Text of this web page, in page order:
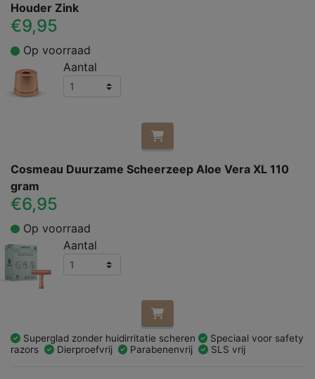
Houder Zink
€9,95
Op voorraad
Aantal
Cosmeau Duurzame Scheerzeep Aloe Vera XL 110
gram
€6,95
Op voorraad
Aantal
Superglad zonder huidirritatie scheren
Speciaal voor safety
razors
Dierproefvrij Parabenenvrij SLS vrij